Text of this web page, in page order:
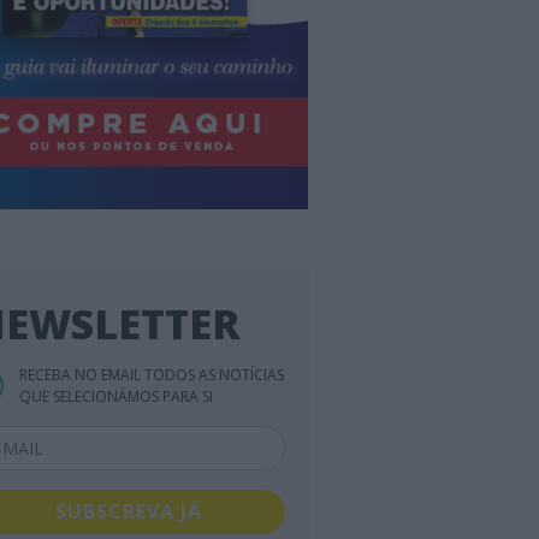
RECEBA NO EMAIL TODOS AS NOTÍCIAS
QUE SELECIONÁMOS PARA SI
SUBSCREVA JÁ